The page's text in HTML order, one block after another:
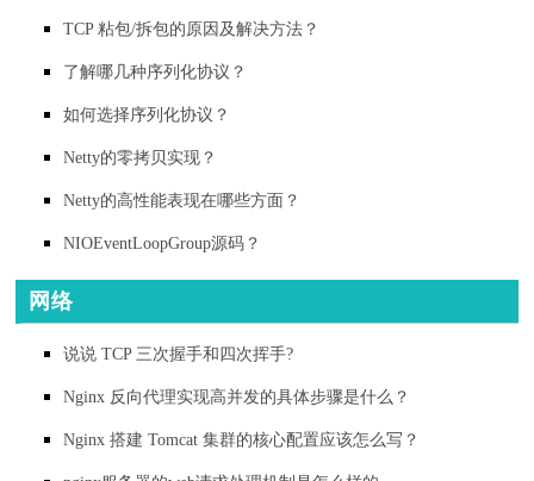
TCP 粘包/拆包的原因及解决方法？
了解哪几种序列化协议？
如何选择序列化协议？
Netty的零拷贝实现？
Netty的高性能表现在哪些方面？
NIOEventLoopGroup源码？
网络
说说 TCP 三次握手和四次挥手?
Nginx 反向代理实现高并发的具体步骤是什么？
Nginx 搭建 Tomcat 集群的核心配置应该怎么写？